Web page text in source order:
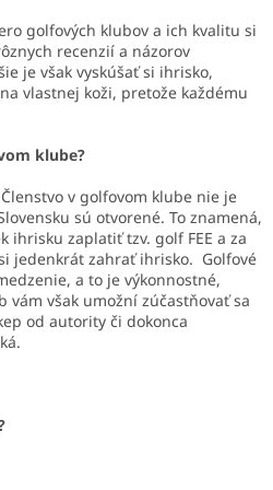
golfových klubov a ich kvalitu si
recenzií a názorov
je však vyskúšať si ihrisko,
vlastnej koži, pretože každému
klube?
v golfovom klube nie je
sú otvorené. To znamená,
ihrisku zaplatiť tzv. golf FEE a za
jedenkrát zahrať ihrisko. Golfové
a to je výkonnostné,
však umožní zúčastňovať sa
od autority či dokonca